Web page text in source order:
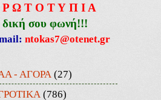
Ω Τ Ο Τ Υ Π Ι Α
σου φωνή!!!
ntokas7@otenet.gr
- ΑΓΟΡΑ(27)
(786)